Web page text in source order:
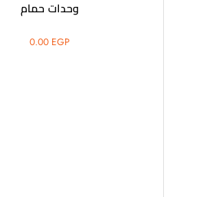
وحدات حمام
0.00 EGP